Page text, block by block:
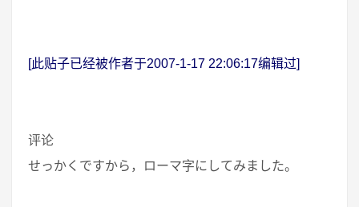
[此贴子已经被作者于2007-1-17 22:06:17编辑过]
评论
せっかくですから，ローマ字にしてみました。